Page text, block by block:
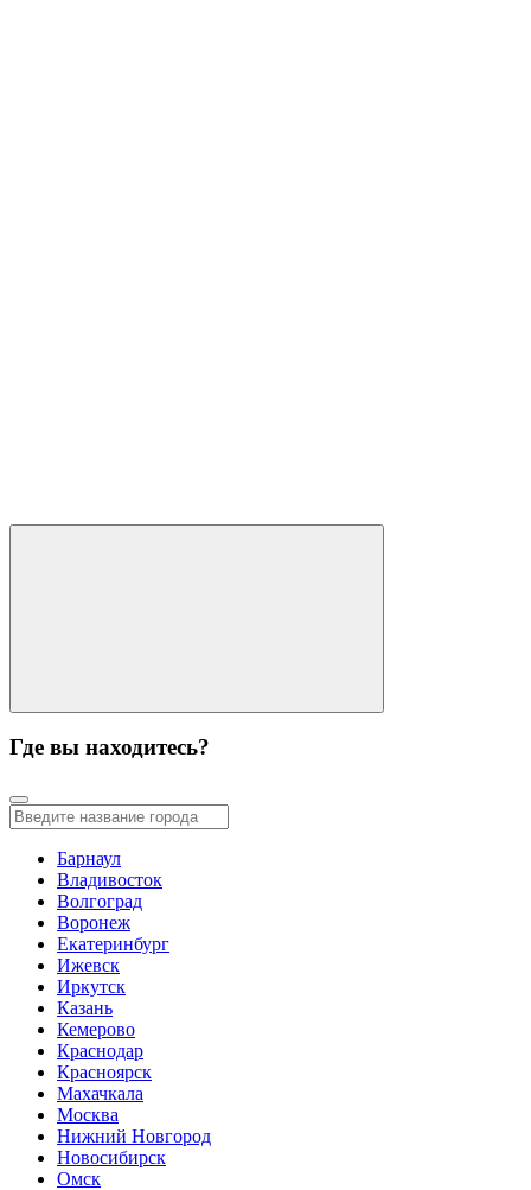
Где вы находитесь?
Барнаул
Владивосток
Волгоград
Воронеж
Екатеринбург
Ижевск
Иркутск
Казань
Кемерово
Краснодар
Красноярск
Махачкала
Москва
Нижний Новгород
Новосибирск
Омск